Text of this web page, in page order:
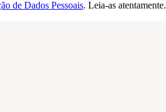
de Dados Pessoais. Leia-as atentamente.